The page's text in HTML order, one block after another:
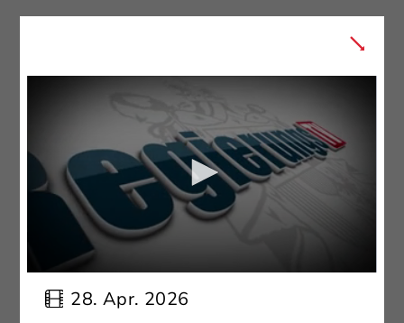
28. Apr. 2026